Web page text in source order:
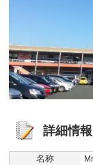
詳細情報
名称